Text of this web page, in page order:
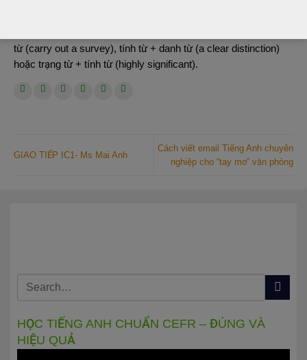
từ (carry out a survey), tính từ + danh từ (a clear distinction)
hoặc trạng từ + tính từ (highly significant).
GIAO TIẾP IC1- Ms Mai Anh
Cách viết email Tiếng Anh chuyên
nghiệp cho “tay mơ” văn phòng
HỌC TIẾNG ANH CHUẨN CEFR – ĐÚNG VÀ
HIỆU QUẢ